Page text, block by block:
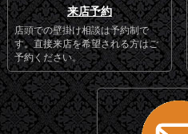
来店予約
店頭での壁掛け相談は予約制で
す。直接来店を希望される方はご
予約ください。